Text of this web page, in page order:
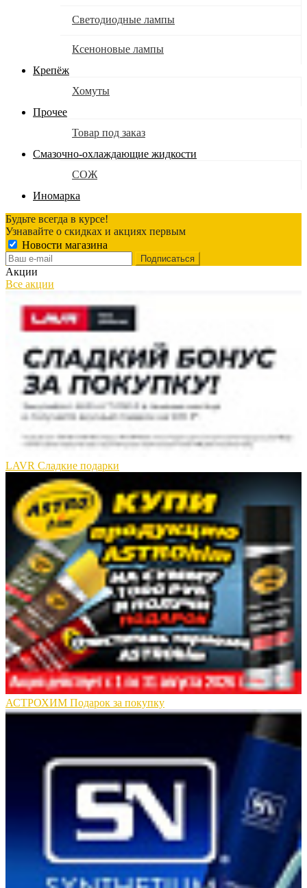
Светодиодные лампы
Ксеноновые лампы
Крепёж
Хомуты
Прочее
Товар под заказ
Смазочно-охлаждающие жидкости
СОЖ
Иномарка
Будьте всегда в курсе!
Узнавайте о скидках и акциях первым
Новости магазина
Акции
Все акции
LAVR Сладкие подарки
АСТРОХИМ Подарок за покупку